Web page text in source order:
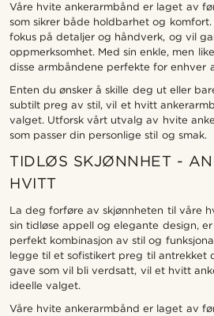
Våre hvite ankerarmbånd er laget av
som sikrer både holdbarhet og
fokus på detaljer og håndverk, og vil
oppmerksomhet. Med sin enkle, men
disse armbåndene perfekte for enhver
Enten du ønsker å skille deg ut eller
subtilt preg av stil, vil et hvitt
valget. Utforsk vårt utvalg av hvite
som passer din personlige stil og smak.
TIDLØS SKJØNNHET -
HVITT
La deg forføre av skjønnheten til våre
sin tidløse appell og elegante design,
perfekt kombinasjon av stil og
legge til et sofistikert preg til antrekket
gave som vil bli verdsatt, vil et hvitt
ideelle valget.
Våre hvite ankerarmbånd er laget av